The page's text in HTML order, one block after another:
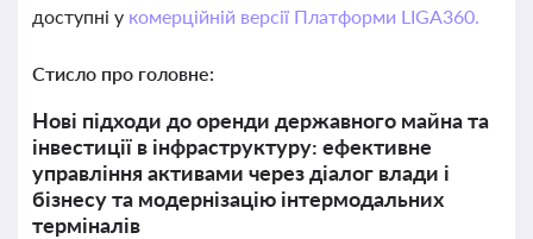
доступні у комерційній версії Платформи LIGA360.
Стисло про головне:
Нові підходи до оренди державного майна та
інвестиції в інфраструктуру: ефективне
управління активами через діалог влади і
бізнесу та модернізацію інтермодальних
терміналів